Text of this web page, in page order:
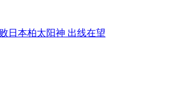
日本柏太阳神 出线在望